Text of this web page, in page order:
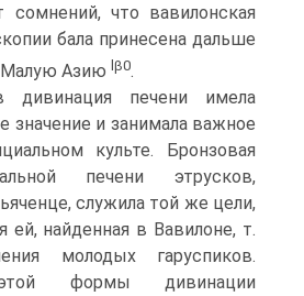
сомнений, что вавилонская
бала принесена дальше
Азию lβ0.
дивинация печени имела
значе­ние и занимала важное
культе. Бронзовая
печени этрусков,
служила той же цели,
ей, найденная в Вавило­не, т.
молодых гаруспиков.
фор­мы дивинации